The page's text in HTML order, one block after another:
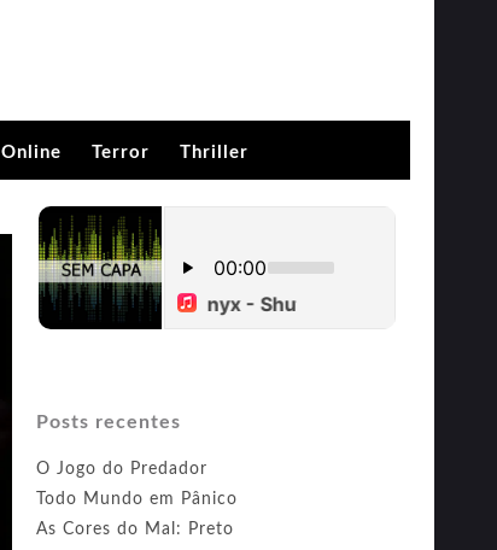
Online Terror Thriller
Posts recentes
O Jogo do Predador
Todo Mundo em Pânico
As Cores do Mal: Preto